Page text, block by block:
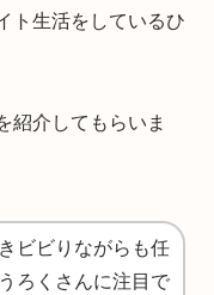
ト生活をしているひ
紹介してもらいま
ビビりながらも任
ろくさんに注目で